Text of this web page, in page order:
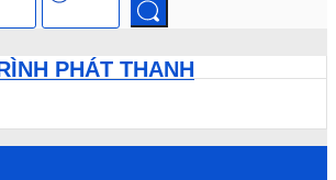
PHÁT THANH